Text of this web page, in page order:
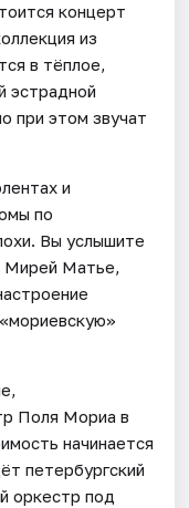
концерт
из
в тёплое,
эстрадной
при этом звучат
и
по
Вы услышите
Мирей Матье,
Поля Мориа в
начинается
петербургский
оркестр под